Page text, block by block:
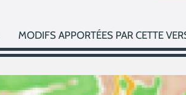
MODIFS APPORTÉES PAR CETTE